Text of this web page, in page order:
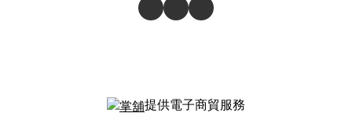
提供電子商貿服務